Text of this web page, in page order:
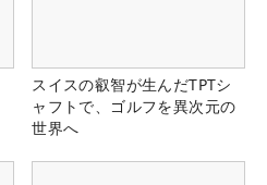
スイスの叡智が生んだTPTシ
ャフトで、ゴルフを異次元の
世界へ